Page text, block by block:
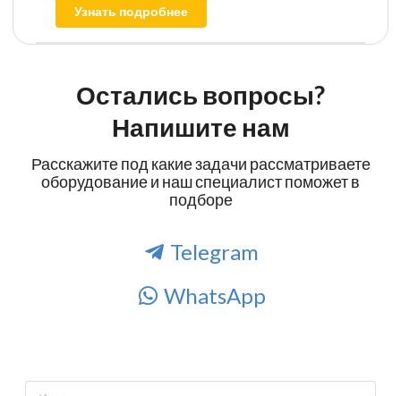
Узнать подробнее
Остались вопросы?
Напишите нам
Расскажите под какие задачи рассматриваете
оборудование и наш специалист поможет в
подборе
Telegram
WhatsApp